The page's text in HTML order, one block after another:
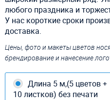
любого праздника и
У нас короткие сроки
доставка.
Цены, фото и макеты цветов
брендирование и нанесение
Длина 5 м,(5 цветов +
10 листков) без печати